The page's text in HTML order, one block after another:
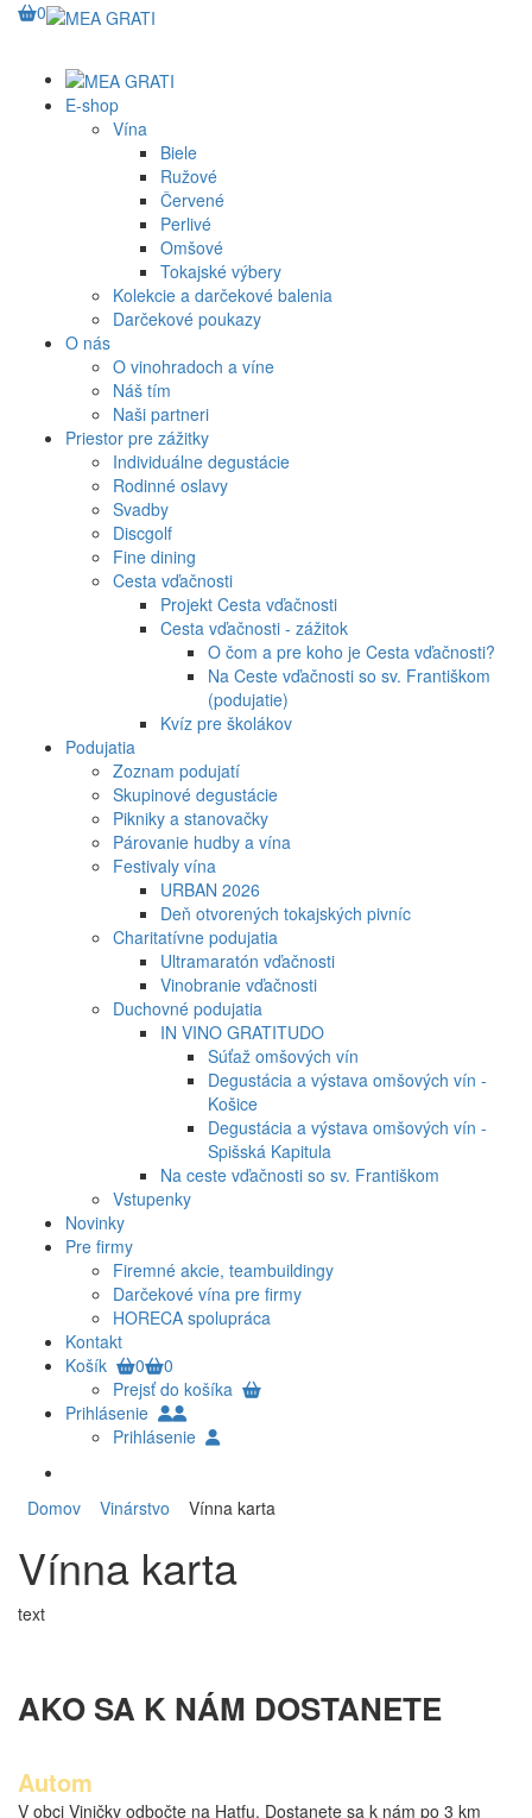
0
E-shop
Vína
Biele
Ružové
Červené
Perlivé
Omšové
Tokajské výbery
Kolekcie a darčekové balenia
Darčekové poukazy
O nás
O vinohradoch a víne
Náš tím
Naši partneri
Priestor pre zážitky
Individuálne degustácie
Rodinné oslavy
Svadby
Discgolf
Fine dining
Cesta vďačnosti
Projekt Cesta vďačnosti
Cesta vďačnosti - zážitok
O čom a pre koho je Cesta vďačnosti?
Na Ceste vďačnosti so sv. Františkom
(podujatie)
Kvíz pre školákov
Podujatia
Zoznam podujatí
Skupinové degustácie
Pikniky a stanovačky
Párovanie hudby a vína
Festivaly vína
URBAN 2026
Deň otvorených tokajských pivníc
Charitatívne podujatia
Ultramaratón vďačnosti
Vinobranie vďačnosti
Duchovné podujatia
IN VINO GRATITUDO
Súťaž omšových vín
Degustácia a výstava omšových vín -
Košice
Degustácia a výstava omšových vín -
Spišská Kapitula
Na ceste vďačnosti so sv. Františkom
Vstupenky
Novinky
Pre firmy
Firemné akcie, teambuildingy
Darčekové vína pre firmy
HORECA spolupráca
Kontakt
Košík
0
0
Prejsť do košíka
Prihlásenie
Prihlásenie
Domov Vinárstvo Vínna karta
Vínna karta
text
AKO SA K NÁM DOSTANETE
Autom
V obci Viničky odbočte na Hatfu. Dostanete sa k nám po 3 km